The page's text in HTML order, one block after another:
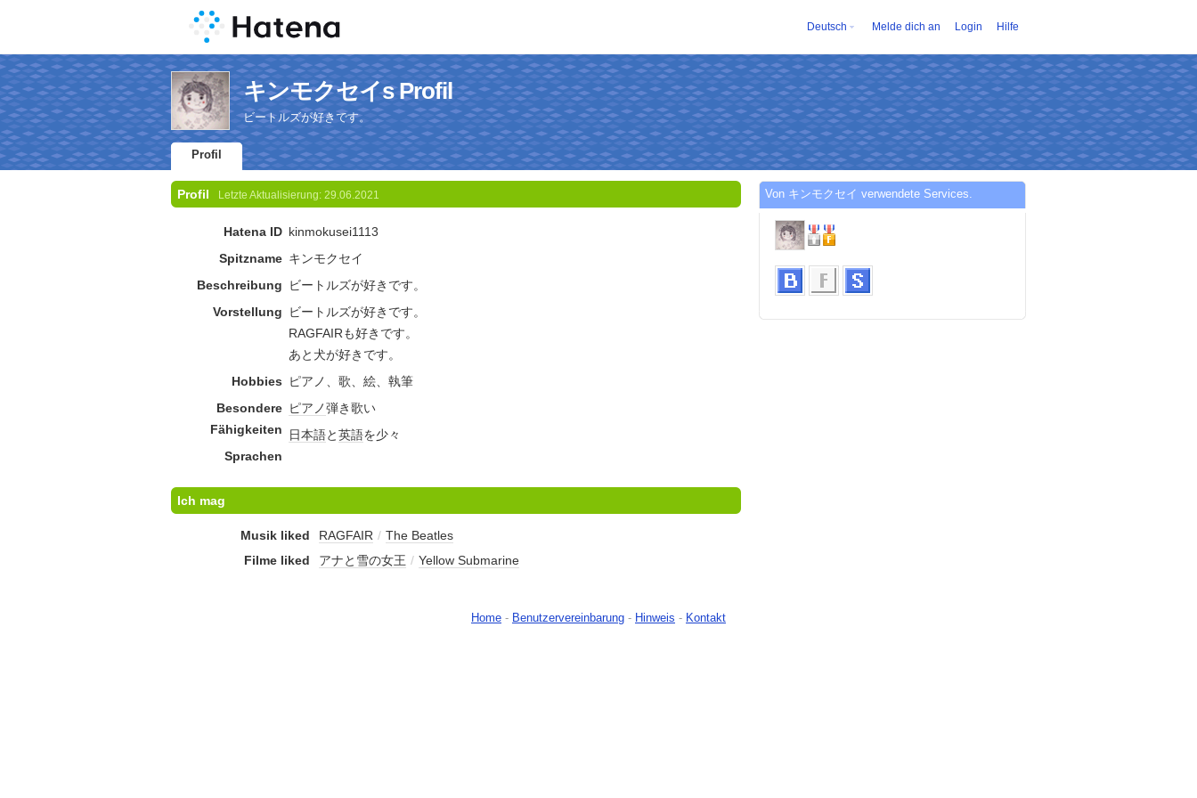
Deutsch Melde dich an Login Hilfe
キンモクセイs Profil
ビートルズが好きです。
Profil
Profil Letzte Aktualisierung: 29.06.2021
Hatena ID kinmokusei1113
Spitzname キンモクセイ
Beschreibung
ビートルズが好きです。
Vorstellung
ビートルズが好きです。
RAGFAIRも好きです。
あと犬が好きです。
Hobbies
ピアノ、歌、絵、執筆
Besondere
Fähigkeiten
ピアノ弾き歌い
Sprachen
日本語と英語を少々
Ich mag
Musik liked RAGFAIR / The Beatles
Filme liked
アナと雪の女王 / Yellow Submarine
Von キンモクセイ verwendete Services.
Home - Benutzervereinbarung - Hinweis - Kontakt